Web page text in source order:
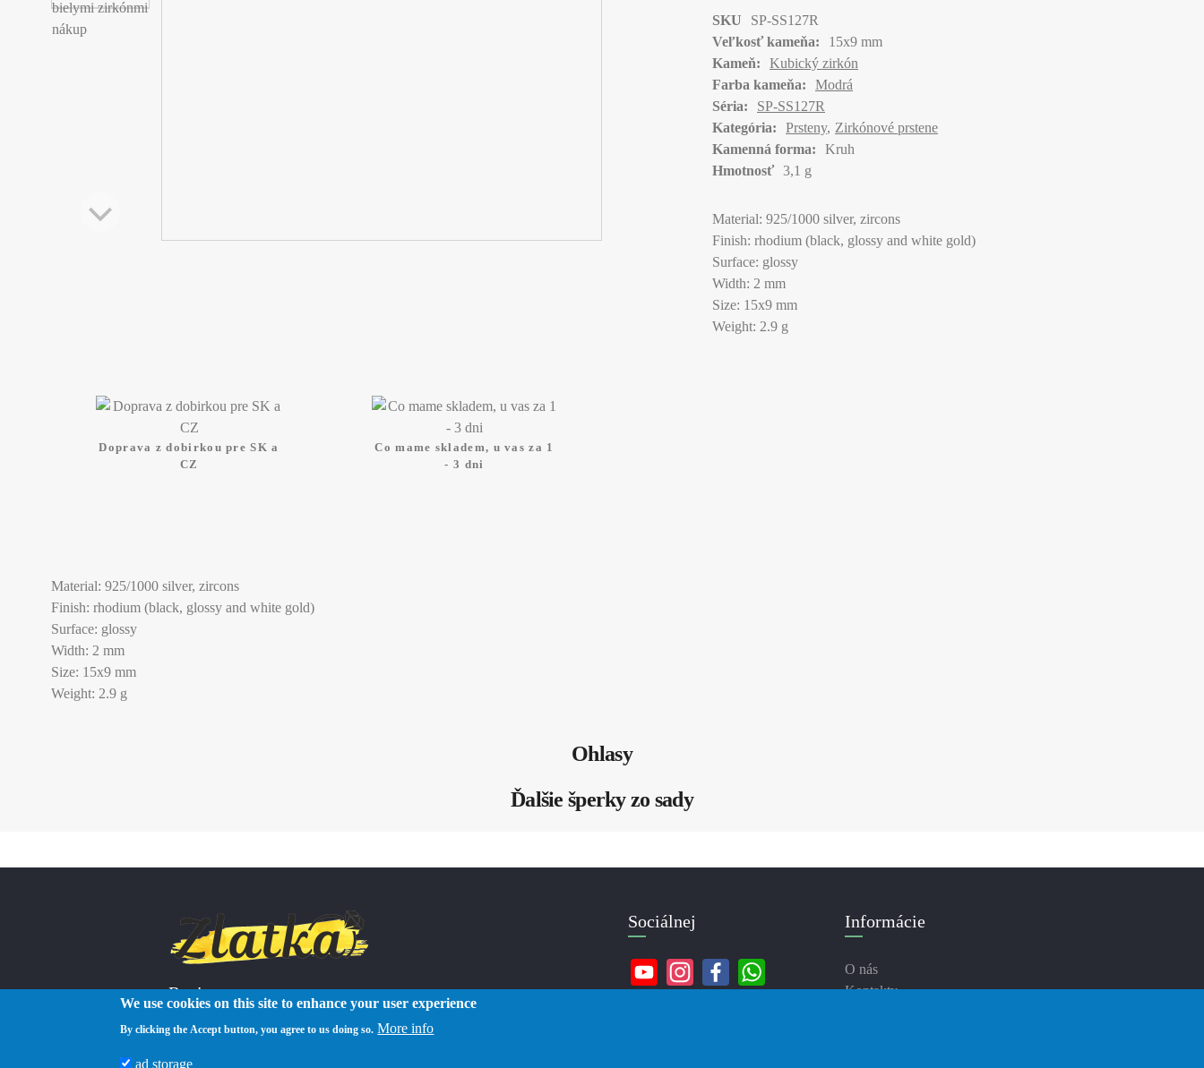
SKU
SP-SS127R
Veľkosť kameňa:
15x9 mm
Kameň:
Kubický zirkón
Farba kameňa:
Modrá
Séria:
SP-SS127R
Kategória:
Prsteny Zirkónové prstene
Kamenná forma:
Kruh
Hmotnosť 3,1 g
Material: 925/1000 silver, zircons
Finish: rhodium (black, glossy and white gold)
Surface: glossy
Width: 2 mm
Size: 15x9 mm
Weight: 2.9 g
Doprava z dobirkou pre SK a
CZ
Co mame skladem, u vas za 1
- 3 dni
Material: 925/1000 silver, zircons
Finish: rhodium (black, glossy and white gold)
Surface: glossy
Width: 2 mm
Size: 15x9 mm
Weight: 2.9 g
Ohlasy
Ďalšie šperky zo sady
Reviews
Sociálnej Informácie
O nás
Kontakty
We use cookies on this site to enhance your user experience
By clicking the Accept button, you agree to us doing so. More info
ad storage